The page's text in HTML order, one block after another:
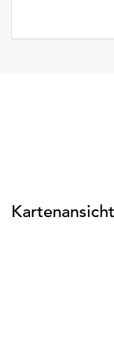
Kartenansicht